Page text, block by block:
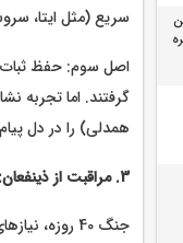
سریع (مثل ایتا، سروش، بله) را
اصل سوم: حفظ ثبات
گرفتند. اما تجربه
همدلی) را در دل
3. مراقبت از ذینفعان: عدالت ارتباطی در خط مقدم
جنگ 40